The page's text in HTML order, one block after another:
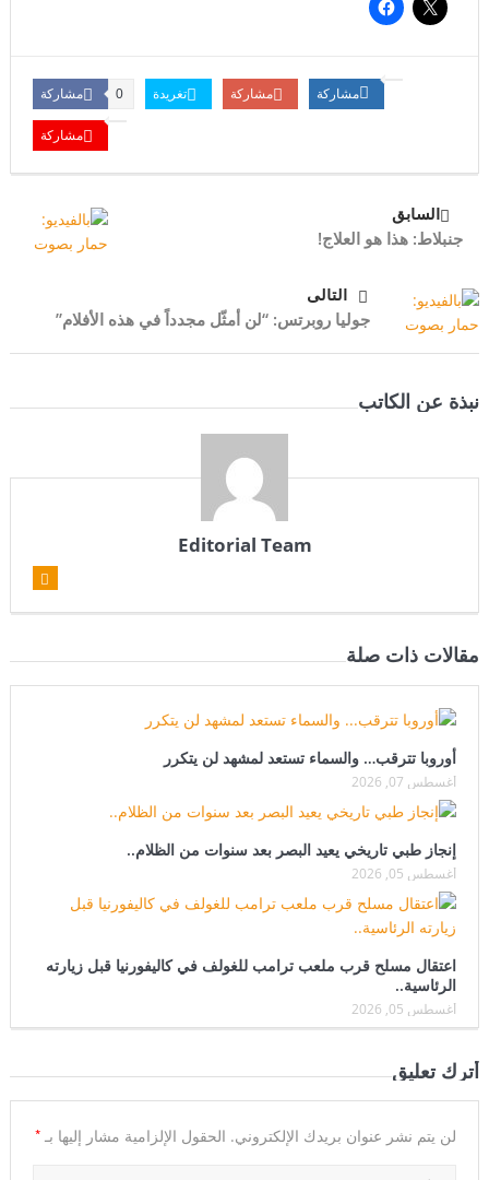
مشاركة 0 تغريدة مشاركة مشاركة
مشاركة
السابق
جنبلاط: هذا هو العلاج!
التالى
جوليا روبرتس: “لن أمثّل مجدداً في هذه الأفلام”
نبذة عن الكاتب
Editorial Team
مقالات ذات صلة
أوروبا تترقب… والسماء تستعد لمشهد لن يتكرر
أغسطس 07, 2026
إنجاز طبي تاريخي يعيد البصر بعد سنوات من الظلام..
أغسطس 05, 2026
اعتقال مسلح قرب ملعب ترامب للغولف في كاليفورنيا قبل زيارته
الرئاسية..
أغسطس 05, 2026
أترك تعليق
لن يتم نشر عنوان بريدك الإلكتروني. الحقول الإلزامية مشار إليها بـ *